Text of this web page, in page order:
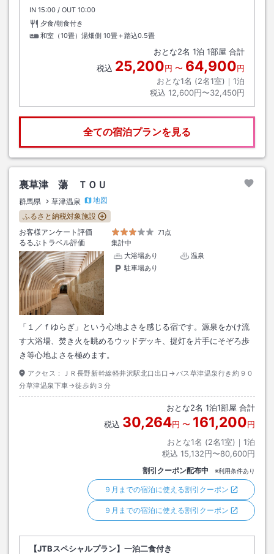
IN チェックイン
15:00 / OUT チェックアウト
10:00
夕食/朝食付き
和室（10畳）湯畑側 10畳＋踏込0.5畳
おとな2名 1泊 1部屋 合計
税込 25,200円 〜 64,900円
おとな1名 (2名1室)｜ 1泊
税込 12,600円〜32,450円
全ての宿泊プランを見る
裏草津 蕩 ＴＯＵ
群馬県 草津温泉
地図
ふるさと納税対象施設
お客様アンケート評価
71点
るるぶトラベル評価
集計中
大浴場あり
温泉
駐車場あり
「１／ｆゆらぎ」という心地よさを感じる宿です。源泉をかけ流
す大浴場、焚き火を眺めるウッドデッキ、提灯を片手にそぞろ歩
き等心地よさを極めます。
アクセス：
ＪＲ長野新幹線軽井沢駅北口出口→バス草津温泉行き約９０
分草津温泉下車→徒歩約３分
おとな2名 1泊1部屋 合計
税込 30,264円 〜 161,200円
おとな1名 (2名1室)｜ 1泊
税込 15,132円〜80,600円
割引クーポン配布中 ※利用条件あり
９月までの宿泊に使える割引クーポン
９月までの宿泊に使える割引クーポン
【JTBスペシャルプラン】一泊二食付き